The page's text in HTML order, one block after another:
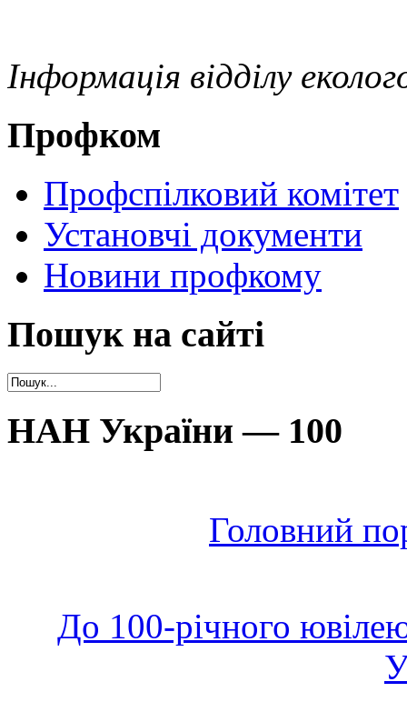
Інформація відділу
Профком
Профспілковий комітет
Установчі документи
Новини профкому
Пошук на сайті
НАН України — 100
Головний
До 100-річного